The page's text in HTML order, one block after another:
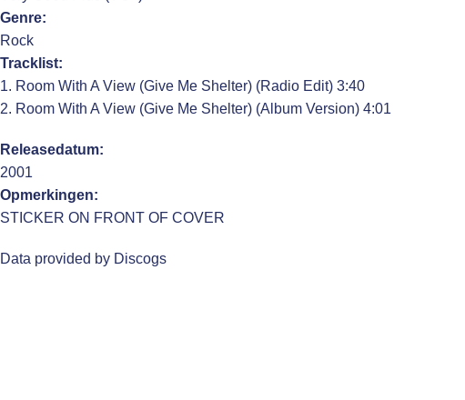
Genre:
Rock
Tracklist:
1. Room With A View (Give Me Shelter) (Radio Edit) 3:40
2. Room With A View (Give Me Shelter) (Album Version) 4:01
Releasedatum:
2001
Opmerkingen:
STICKER ON FRONT OF COVER
Data provided by Discogs